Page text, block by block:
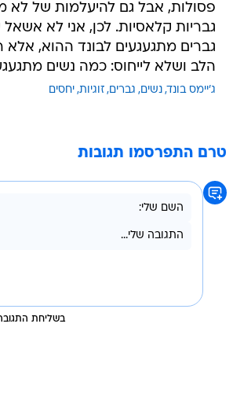
פסולות, אבל גם להיעלמות של לא
גבריות קלאסיות. לכן, אני לא
גברים מתגעגעים לבונד ההוא,
הלב ושלא לייחוס: כמה נשים
ג'יימס בונד נשים גברים זוגיות יחסים
טרם התפרסמו תגובות
בשליחת